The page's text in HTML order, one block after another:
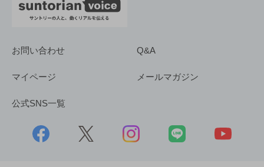
お問い合わせ Q&A
マイページ メールマガジン
公式SNS一覧